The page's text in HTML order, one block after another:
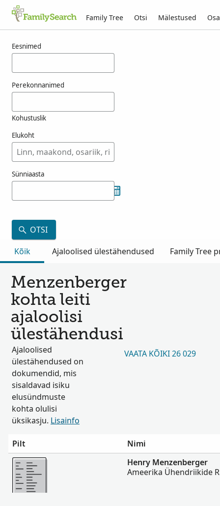
Family Tree Otsi Mälestused
Eesnimed
Perekonnanimed
Kohustuslik
Elukoht
Sünniaasta
OTSI
Kõik
Ajaloolised ülestähendused Family Tree
Menzenberger
kohta leiti
ajaloolisi
ülestähendusi
Ajaloolised
ülestähendused on
dokumendid, mis
sisaldavad isiku
elusündmuste
kohta olulisi
üksikasju. Lisainfo
VAATA KÕIKI 26 029
Pilt
Nimi
Rohkem
Henry Menzenberger
Ameerika Ühendriikide